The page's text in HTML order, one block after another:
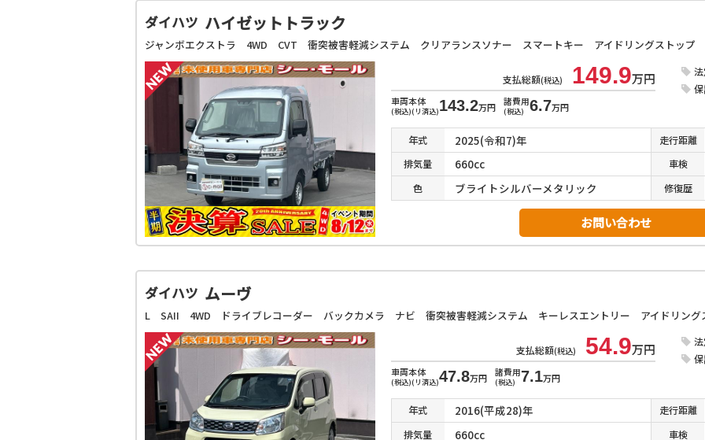
ダイハツ ハイゼットトラック
支払総額(税込) 149.9万円
車両本体
(税込)(リ済込)143.2万円 諸費用
(税込) 6.7万円
年式 2025(令和7)年 走行距離
排気量 660cc
車検
色
ブライトシルバーメタリック 修復歴
お問い合わせ
ダイハツ ムーヴ
支払総額(税込) 54.9万円
車両本体
(税込)(リ済込)47.8万円 諸費用
(税込) 7.1万円
年式 2016(平成28)年 走行距離
排気量 660cc 車検